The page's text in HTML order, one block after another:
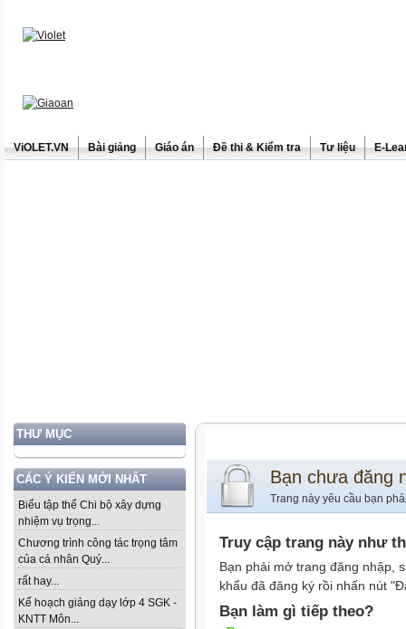
ViOLET.VN Bài giảng Giáo án Đề thi & Kiểm tra Tư liệu E-
THƯ MỤC
CÁC Ý KIẾN MỚI NHẤT
Biểu tập thể Chi bộ xây dựng
nhiệm vụ trọng...
Chương trình công tác trọng tâm
của cá nhân Quý...
rất hay...
Kế hoạch giảng dạy lớp 4 SGK -
KNTT Môn...
Bạn chưa đăng
Trang này yêu cầu bạn
Truy cập trang này như
Bạn phải mở trang đăng nhập,
khẩu đã đăng ký rồi nhấn nút
Bạn làm gì tiếp theo?